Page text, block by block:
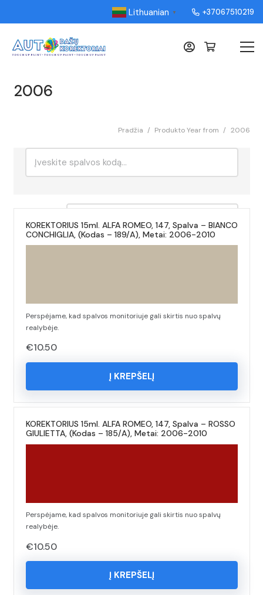
Lithuanian ▼ +37067510219
2006
Pradžia / Produkto Year from / 2006
KOREKTORIUS 15ml. ALFA ROMEO, 147, Spalva – BIANCO
CONCHIGLIA, (Kodas – 189/A), Metai: 2006-2010
Perspėjame, kad spalvos monitoriuje gali skirtis nuo spalvų
realybėje.
€10.50
Į KREPŠELĮ
KOREKTORIUS 15ml. ALFA ROMEO, 147, Spalva – ROSSO
GIULIETTA, (Kodas – 185/A), Metai: 2006-2010
Perspėjame, kad spalvos monitoriuje gali skirtis nuo spalvų
realybėje.
€10.50
Į KREPŠELĮ